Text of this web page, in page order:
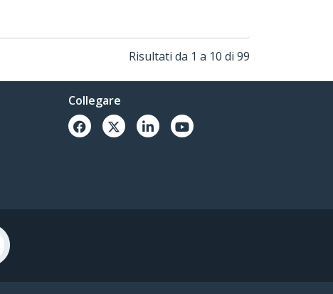
Risultati da 1 a 10 di 99
Collegare